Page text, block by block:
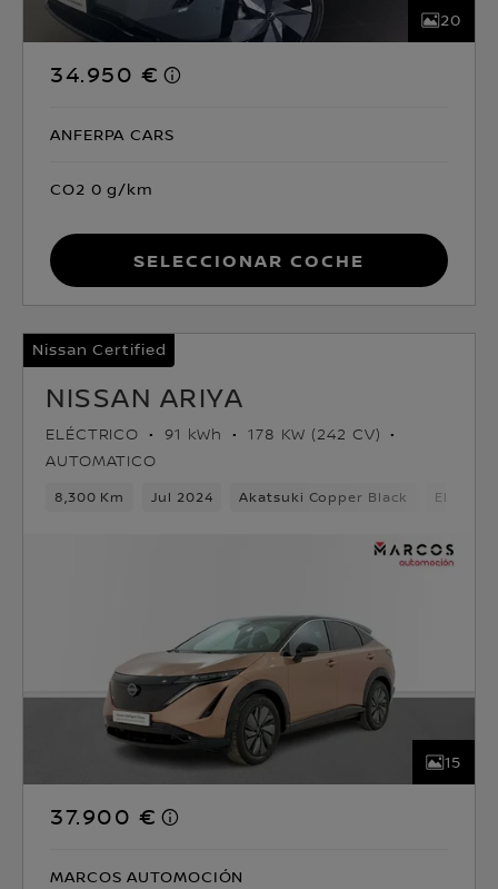
20
34.950 €
ANFERPA CARS
CO2 0 g/km
Seleccionar coche
Nissan Certified
NISSAN ARIYA
ELÉCTRICO 91 kWh
178 KW (242 CV)
AUTOMATICO
8,300 Km Jul 2024 Akatsuki Copper Black
15
37.900 €
MARCOS AUTOMOCIÓN